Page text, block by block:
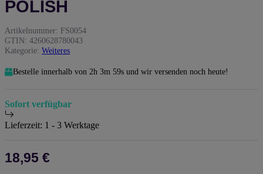
POLISH
Artikelnummer: FS0054
GTIN: 4260628780043
Kategorie: Weiteres
Bestelle innerhalb von 2h 3m 58s und wir versenden noch heute!
Sofort verfügbar
Lieferzeit: 1 - 3 Werktage
18,95 €